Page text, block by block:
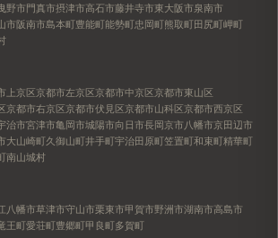
野市門真市摂津市高石市藤井寺市東大阪市泉南市
市阪南市島本町豊能町能勢町忠岡町熊取町田尻町岬町
上京区京都市左京区京都市中京区京都市東山区
京都市右京区京都市伏見区京都市山科区京都市西京区
治市宮津市亀岡市城陽市向日市長岡京市八幡市京田辺市
大山崎町久御山町井手町宇治田原町笠置町和束町精華町
南山城村
八幡市草津市守山市栗東市甲賀市野洲市湖南市高島市
王町愛荘町豊郷町甲良町多賀町